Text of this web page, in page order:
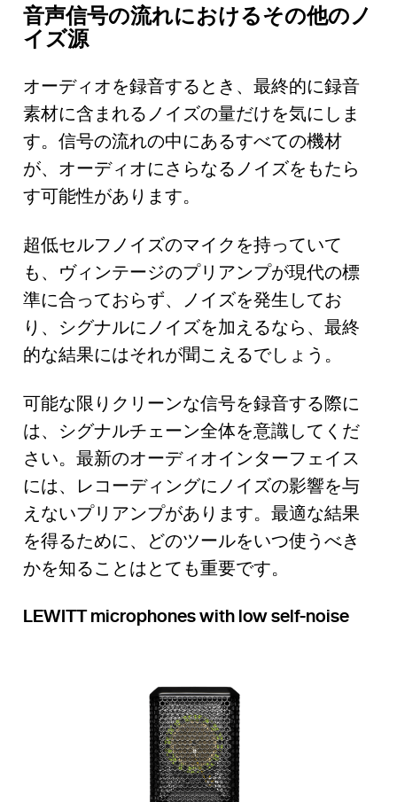
音声信号の流れにおけるその他のノ
イズ源
オーディオを録音するとき、最終的に録音
素材に含まれるノイズの量だけを気にしま
す。信号の流れの中にあるすべての機材
が、オーディオにさらなるノイズをもたら
す可能性があります。
超低セルフノイズのマイクを持っていて
も、ヴィンテージのプリアンプが現代の標
準に合っておらず、ノイズを発生してお
り、シグナルにノイズを加えるなら、最終
的な結果にはそれが聞こえるでしょう。
可能な限りクリーンな信号を録音する際に
は、シグナルチェーン全体を意識してくだ
さい。最新のオーディオインターフェイス
には、レコーディングにノイズの影響を与
えないプリアンプがあります。最適な結果
を得るために、どのツールをいつ使うべき
かを知ることはとても重要です。
LEWITT microphones with low self-noise